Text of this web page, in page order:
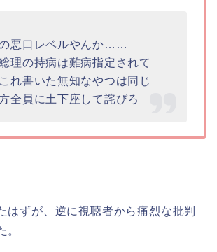
悪口レベルやんか……
理の持病は難病指定されて
れ書いた無知なやつは同じ
全員に土下座して詫びろ
はずが、逆に視聴者から痛烈な批判
。